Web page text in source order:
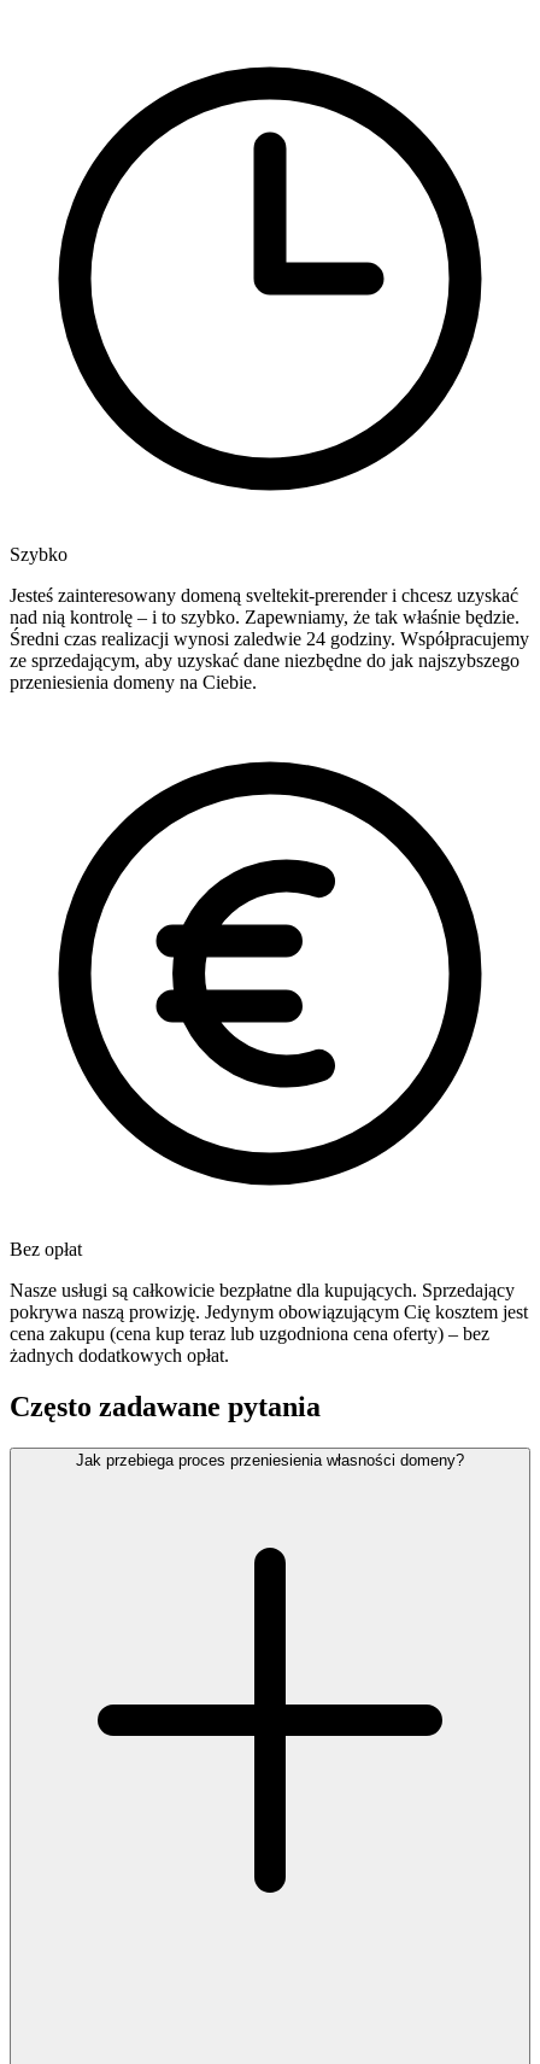
Szybko
Jesteś zainteresowany domeną sveltekit-prerender i chcesz uzyskać
nad nią kontrolę – i to szybko. Zapewniamy, że tak właśnie będzie.
Średni czas realizacji wynosi zaledwie 24 godziny. Współpracujemy
ze sprzedającym, aby uzyskać dane niezbędne do jak najszybszego
przeniesienia domeny na Ciebie.
Bez opłat
Nasze usługi są całkowicie bezpłatne dla kupujących. Sprzedający
pokrywa naszą prowizję. Jedynym obowiązującym Cię kosztem jest
cena zakupu (cena kup teraz lub uzgodniona cena oferty) – bez
żadnych dodatkowych opłat.
Często zadawane pytania
Jak przebiega proces przeniesienia własności domeny?